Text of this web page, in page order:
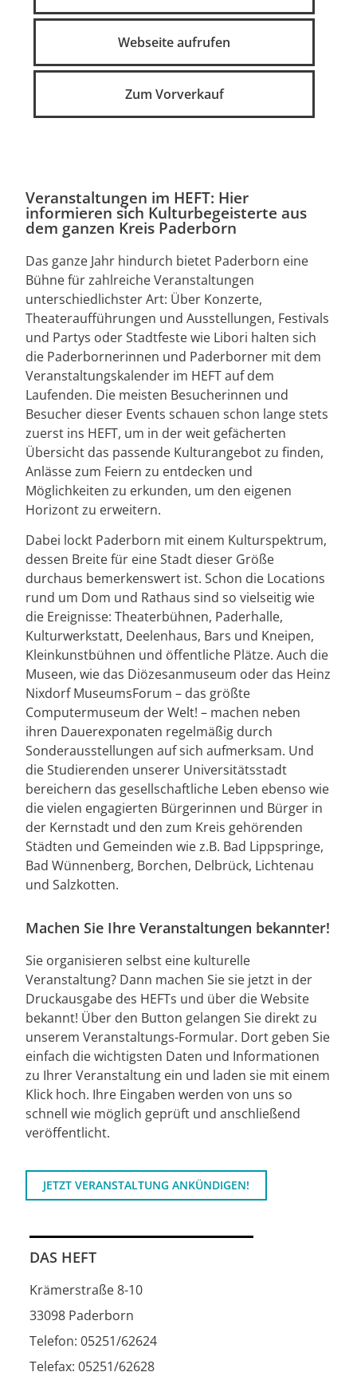
Webseite aufrufen
Zum Vorverkauf
Veranstaltungen im HEFT: Hier
informieren sich Kulturbegeisterte aus
dem ganzen Kreis Paderborn
Das ganze Jahr hindurch bietet Paderborn eine
Bühne für zahlreiche Veranstaltungen
unterschiedlichster Art: Über Konzerte,
Theateraufführungen und Ausstellungen, Festivals
und Partys oder Stadtfeste wie Libori halten sich
die Paderbornerinnen und Paderborner mit dem
Veranstaltungskalender im HEFT auf dem
Laufenden. Die meisten Besucherinnen und
Besucher dieser Events schauen schon lange stets
zuerst ins HEFT, um in der weit gefächerten
Übersicht das passende Kulturangebot zu finden,
Anlässe zum Feiern zu entdecken und
Möglichkeiten zu erkunden, um den eigenen
Horizont zu erweitern.
Dabei lockt Paderborn mit einem Kulturspektrum,
dessen Breite für eine Stadt dieser Größe
durchaus bemerkenswert ist. Schon die Locations
rund um Dom und Rathaus sind so vielseitig wie
die Ereignisse: Theaterbühnen, Paderhalle,
Kulturwerkstatt, Deelenhaus, Bars und Kneipen,
Kleinkunstbühnen und öffentliche Plätze. Auch die
Museen, wie das Diözesanmuseum oder das Heinz
Nixdorf MuseumsForum – das größte
Computermuseum der Welt! – machen neben
ihren Dauerexponaten regelmäßig durch
Sonderausstellungen auf sich aufmerksam. Und
die Studierenden unserer Universitätsstadt
bereichern das gesellschaftliche Leben ebenso wie
die vielen engagierten Bürgerinnen und Bürger in
der Kernstadt und den zum Kreis gehörenden
Städten und Gemeinden wie z.B. Bad Lippspringe,
Bad Wünnenberg, Borchen, Delbrück, Lichtenau
und Salzkotten.
Machen Sie Ihre Veranstaltungen bekannter!
Sie organisieren selbst eine kulturelle
Veranstaltung? Dann machen Sie sie jetzt in der
Druckausgabe des HEFTs und über die Website
bekannt! Über den Button gelangen Sie direkt zu
unserem Veranstaltungs-Formular. Dort geben Sie
einfach die wichtigsten Daten und Informationen
zu Ihrer Veranstaltung ein und laden sie mit einem
Klick hoch. Ihre Eingaben werden von uns so
schnell wie möglich geprüft und anschließend
veröffentlicht.
JETZT VERANSTALTUNG ANKÜNDIGEN!
DAS HEFT
Krämerstraße 8-10
33098 Paderborn
Telefon: 05251/62624
Telefax: 05251/62628